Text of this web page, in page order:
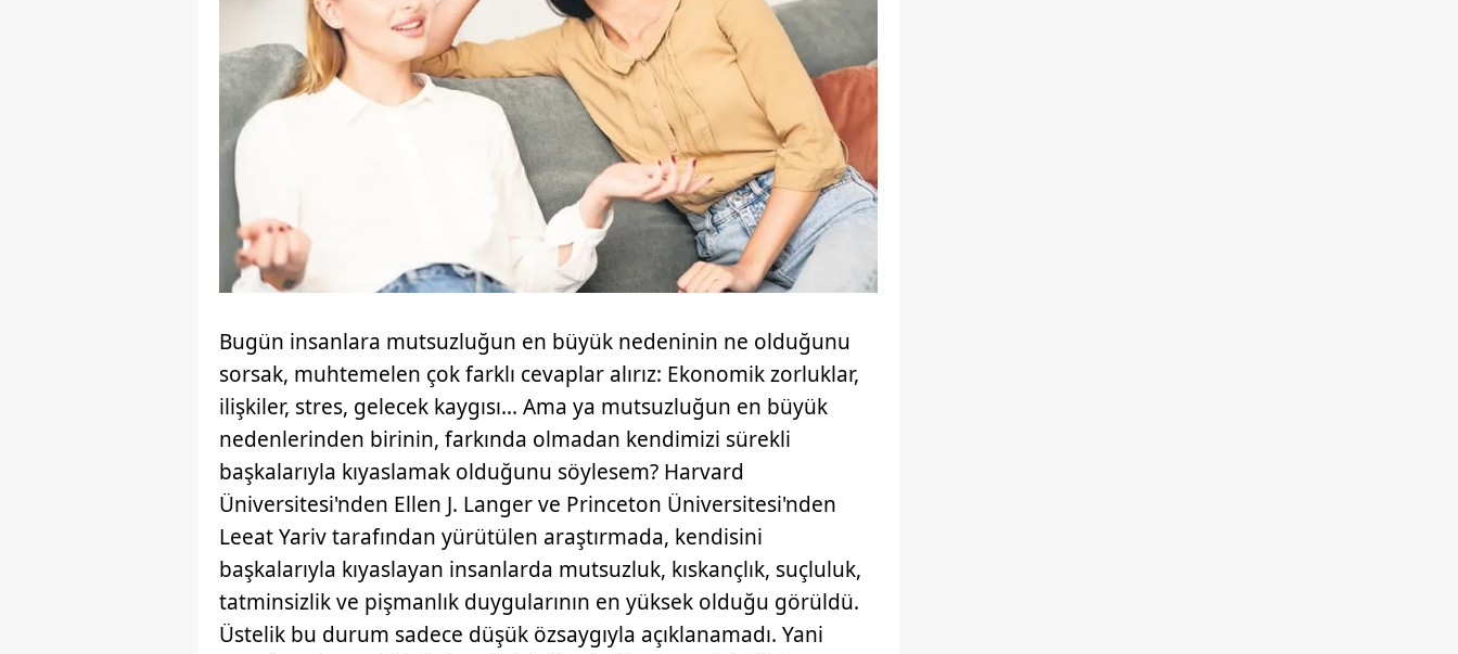
Bugün insanlara mutsuzluğun en büyük nedeninin ne olduğunu
sorsak, muhtemelen çok farklı cevaplar alırız: Ekonomik zorluklar,
ilişkiler, stres, gelecek kaygısı... Ama ya mutsuzluğun en büyük
nedenlerinden birinin, farkında olmadan kendimizi sürekli
başkalarıyla kıyaslamak olduğunu söylesem? Harvard
Üniversitesi'nden Ellen J. Langer ve Princeton Üniversitesi'nden
Leeat Yariv tarafından yürütülen araştırmada, kendisini
başkalarıyla kıyaslayan insanlarda mutsuzluk, kıskançlık, suçluluk,
tatminsizlik ve pişmanlık duygularının en yüksek olduğu görüldü.
Üstelik bu durum sadece düşük özsaygıyla açıklanamadı. Yani